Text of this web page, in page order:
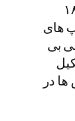
گرفت. اسنوکر در سال ۱۸۷۵
های
بی
یافت و انجمن بازی بیلیارد اسنوکر در سال ۱۹۱۹ تشکیل
تلاش ها در